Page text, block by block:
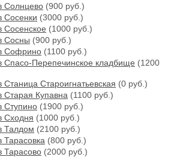
Солнцево (900 руб.)
Сосенки (3000 руб.)
Сосенское (1000 руб.)
Сосны (900 руб.)
Софрино (1100 руб.)
Спасо-Перепечинское кладбище (1200
Станица Староигнатьевская (0 руб.)
Старая Купавна (1100 руб.)
Ступино (1900 руб.)
Сходня (1000 руб.)
Талдом (2100 руб.)
Тарасовка (800 руб.)
Тарасово (2000 руб.)